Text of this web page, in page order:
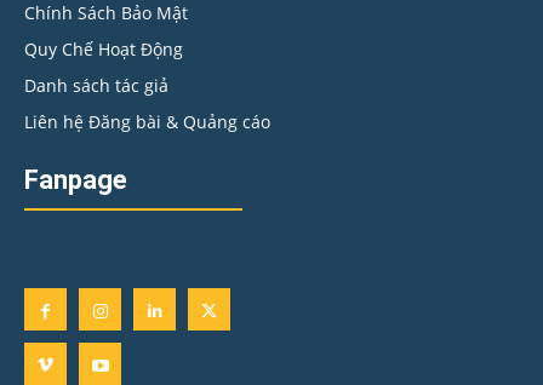
Chính Sách Bảo Mật
Quy Chế Hoạt Động
Danh sách tác giả
Liên hệ Đăng bài & Quảng cáo
Fanpage